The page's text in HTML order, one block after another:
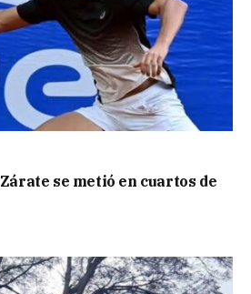
se metió en cuartos de